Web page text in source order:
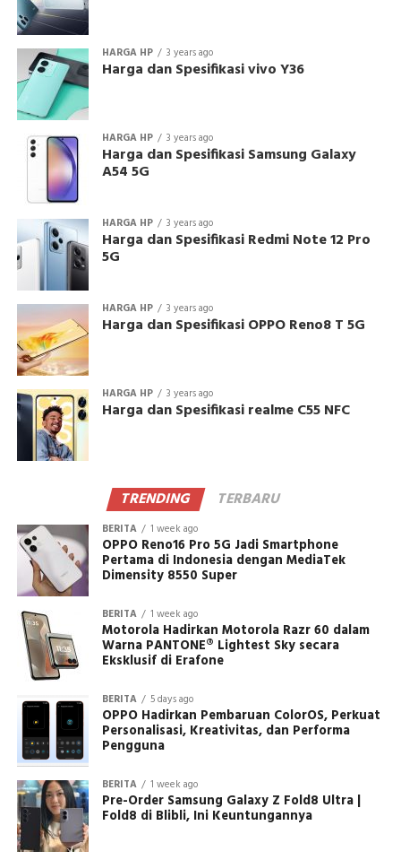
HARGA HP 3 years ago
Harga dan Spesifikasi vivo Y36
HARGA HP 3 years ago
Harga dan Spesifikasi Samsung Galaxy
A54 5G
HARGA HP 3 years ago
Harga dan Spesifikasi Redmi Note 12 Pro
5G
HARGA HP 3 years ago
Harga dan Spesifikasi OPPO Reno8 T 5G
HARGA HP 3 years ago
Harga dan Spesifikasi realme C55 NFC
TRENDING TERBARU
BERITA 1 week ago
OPPO Reno16 Pro 5G Jadi Smartphone
Pertama di Indonesia dengan MediaTek
Dimensity 8550 Super
BERITA 1 week ago
Motorola Hadirkan Motorola Razr 60 dalam
Warna PANTONE® Lightest Sky secara
Eksklusif di Erafone
BERITA 5 days ago
OPPO Hadirkan Pembaruan ColorOS, Perkuat
Personalisasi, Kreativitas, dan Performa
Pengguna
BERITA 1 week ago
Pre-Order Samsung Galaxy Z Fold8 Ultra |
Fold8 di Blibli, Ini Keuntungannya